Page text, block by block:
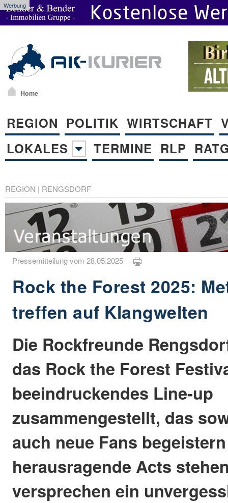
Werbung
Home
REGION POLITIK WIRTSCHAFT
LOKALES
TERMINE RLP
REGION | RENGSDORF
Pressemitteilung vom 28.05.2025
Rock the Forest 2025:
treffen auf Klangwelten
Die Rockfreunde
das Rock the Forest
beeindruckendes Line-up
zusammengestellt, das
auch neue Fans
herausragende Acts
versprechen ein